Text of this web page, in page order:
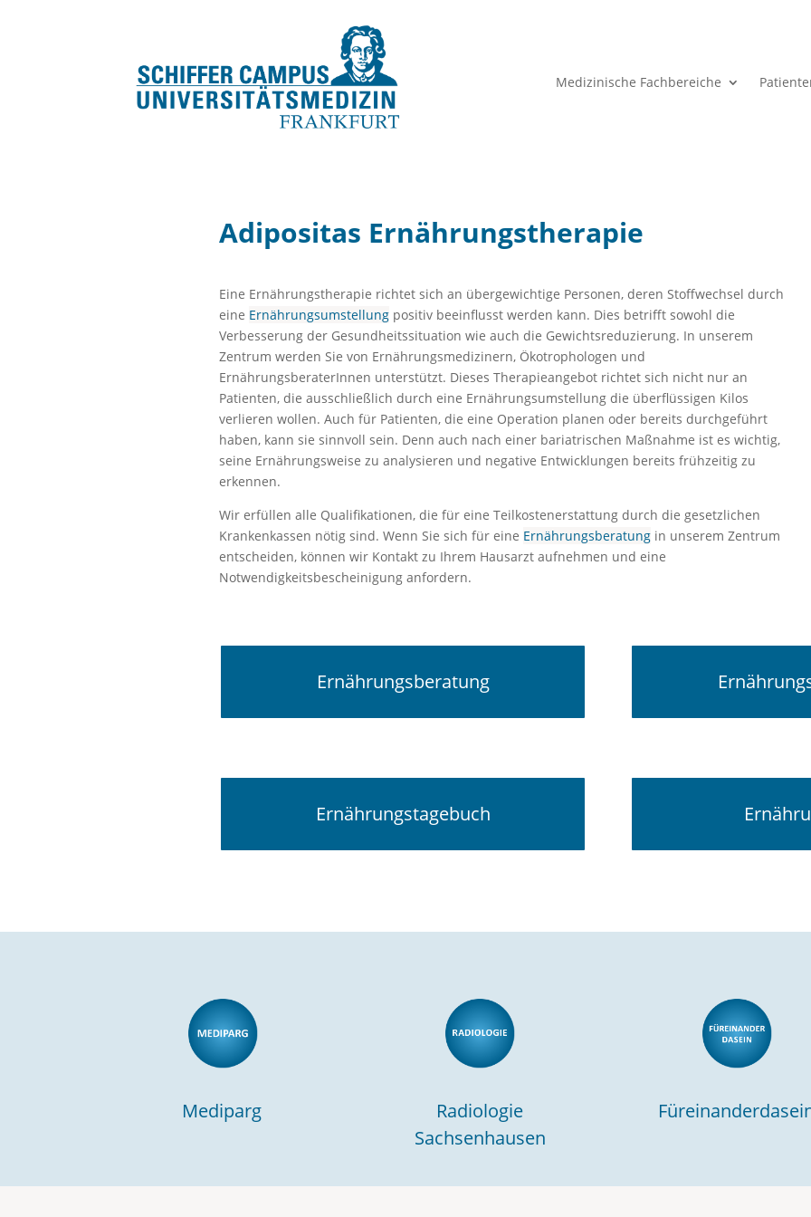
Medizinische Fachbereiche
Adipositas Ernährungstherapie
Eine Ernährungstherapie richtet sich an übergewichtige Personen, deren Stoffwechsel durch
eine Ernährungsumstellungpositiv beeinflusst werden kann. Dies betrifft sowohl die
Verbesserung der Gesundheitssituation wie auch die Gewichtsreduzierung. In unserem
Zentrum werden Sie von Ernährungsmedizinern, Ökotrophologen und
ErnährungsberaterInnen unterstützt. Dieses Therapieangebot richtet sich nicht nur an
Patienten, die ausschließlich durch eine Ernährungsumstellung die überflüssigen Kilos
verlieren wollen. Auch für Patienten, die eine Operation planen oder bereits durchgeführt
haben, kann sie sinnvoll sein. Denn auch nach einer bariatrischen Maßnahme ist es wichtig,
seine Ernährungsweise zu analysieren und negative Entwicklungen bereits frühzeitig zu
erkennen.
Wir erfüllen alle Qualifikationen, die für eine Teilkostenerstattung durch die gesetzlichen
Krankenkassen nötig sind. Wenn Sie sich für eine Ernährungsberatungin unserem Zentrum
entscheiden, können wir Kontakt zu Ihrem Hausarzt aufnehmen und eine
Notwendigkeitsbescheinigung anfordern.
Ernährungsberatung
Ernährungstagebuch
Mediparg
Radiologie
Sachsenhausen